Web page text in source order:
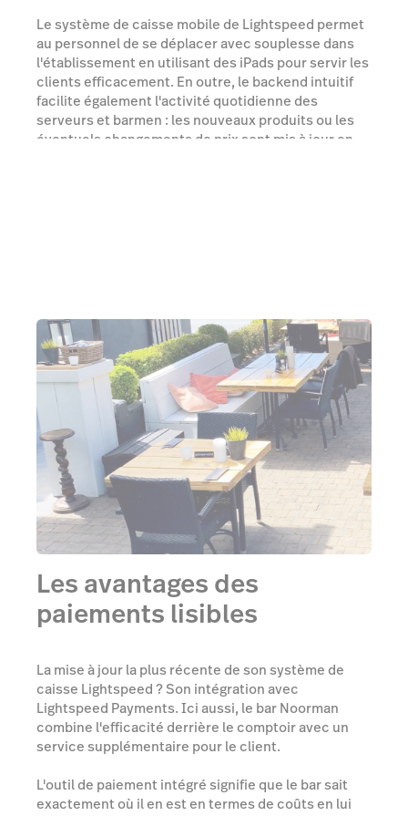
Le système de caisse mobile de Lightspeed permet
au personnel de se déplacer avec souplesse dans
l'établissement en utilisant des iPads pour servir les
clients efficacement. En outre, le backend intuitif
facilite également l'activité quotidienne des
serveurs et barmen : les nouveaux produits ou les
éventuels changements de prix sont mis à jour en
Les avantages des
paiements lisibles
La mise à jour la plus récente de son système de
caisse Lightspeed ? Son intégration avec
Lightspeed Payments. Ici aussi, le bar Noorman
combine l'efficacité derrière le comptoir avec un
service supplémentaire pour le client.
L'outil de paiement intégré signifie que le bar sait
exactement où il en est en termes de coûts en lui